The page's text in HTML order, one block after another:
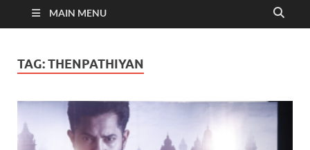
MAIN MENU
TAG:THENPATHIYAN